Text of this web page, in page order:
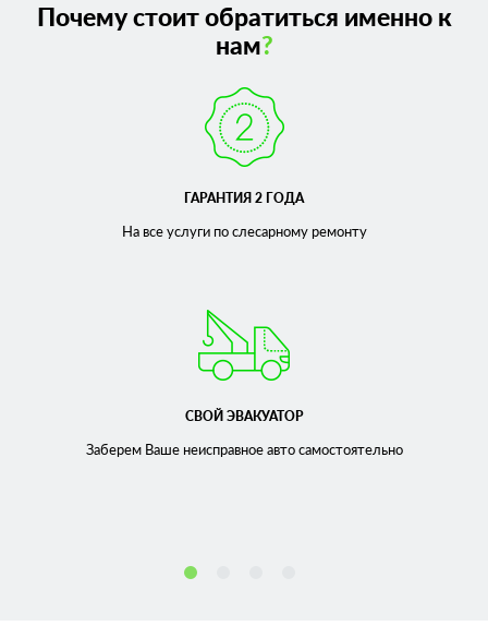
Почему стоит обратиться именно к
нам?
ГАРАНТИЯ 2 ГОДА
На все услуги по слесарномуремонту
СВОЙ ЭВАКУАТОР
Заберем Ваше неисправноеавто самостоятельно